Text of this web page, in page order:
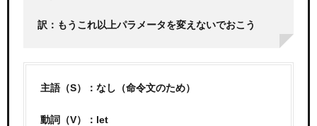
訳：もうこれ以上パラメータを変えないでおこう
主語（S）：なし（命令文のため）
動詞（V）：let